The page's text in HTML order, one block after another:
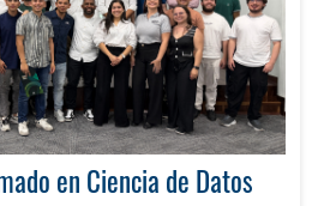
en Ciencia de Datos